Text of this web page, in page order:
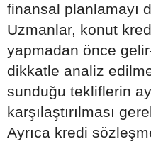
finansal planlamayı
Uzmanlar, konut
yapmadan önce
dikkatle analiz
sunduğu tekliflerin
karşılaştırılması
Ayrıca kredi